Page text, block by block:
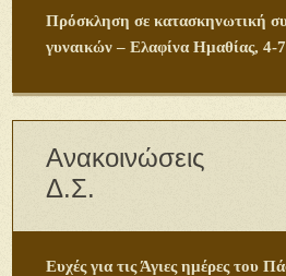
Πρόσκληση σε κατασκηνωτική
γυναικών – Ελαφίνα Ημαθίας, 4-
Ανακοινώσεις
Δ.Σ.
Ευχές για τις Άγιες ημέρες του